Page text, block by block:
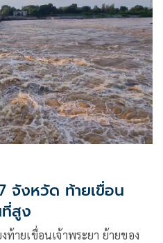
จังหวัด ท้ายเขื่อน
ที่สูง
ายเขื่อนเจ้าพระยา ย้ายของ